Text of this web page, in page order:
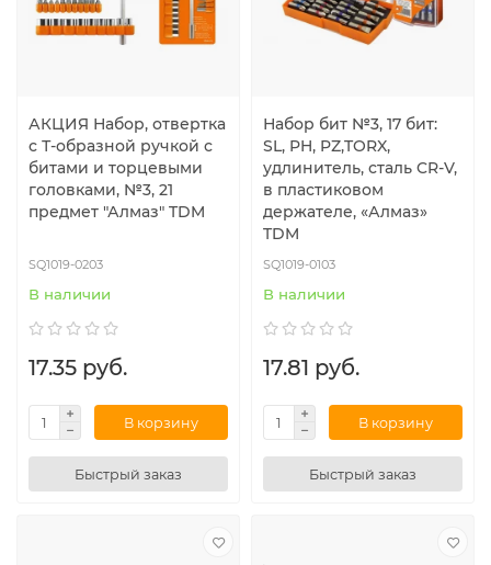
АКЦИЯ Набор, отвертка
с Т-образной ручкой с
битами и торцевыми
головками, №3, 21
предмет "Алмаз" TDM
SQ1019-0203
В наличии
17.35 руб.
В корзину
Быстрый заказ
Набор бит №3, 17 бит:
SL, PH, PZ,TORX,
удлинитель, сталь CR-V,
в пластиковом
держателе, «Алмаз»
TDM
SQ1019-0103
В наличии
17.81 руб.
В корзину
Быстрый заказ